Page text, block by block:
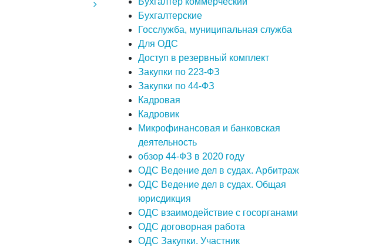
Бухгалтерские
Госслужба, муниципальная служба
Для ОДС
Доступ в резервный комплект
Закупки по 223-ФЗ
Закупки по 44-ФЗ
Кадровая
Кадровик
Микрофинансовая и банковская
деятельность
обзор 44-ФЗ в 2020 году
ОДС Ведение дел в судах. Арбитраж
ОДС Ведение дел в судах. Общая
юрисдикция
ОДС взаимодействие с госорганами
ОДС договорная работа
ОДС Закупки. Участник